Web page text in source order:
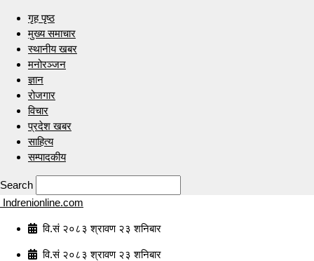
गृह पृष्ठ
मुख्य समाचार
स्थानीय खबर
मनोरञ्जन
ज्ञान
रोजगार
विचार
प्रदेश खबर
साहित्य
सम्पादकीय
Search
Indrenionline.com
वि.सं २०८३ श्रावण २३ शनिबार
वि.सं २०८३ श्रावण २३ शनिबार